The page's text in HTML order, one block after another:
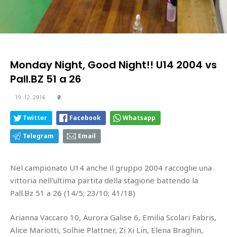
Monday Night, Good Night!! U14 2004 vs
Pall.BZ 51 a 26
19.12.2016 0
Twitter Facebook Whatsapp
Telegram Email
Nel campionato U14 anche il gruppo 2004 raccoglie una
vittoria nell'ultima partita della stagione battendo la
Pall.Bz 51 a 26 (14/5; 23/10; 41/18)
Arianna Vaccaro 10, Aurora Galise 6, Emilia Scolari Fabris,
Alice Mariotti, Solhie Plattner, Zi Xi Lin, Elena Braghin,